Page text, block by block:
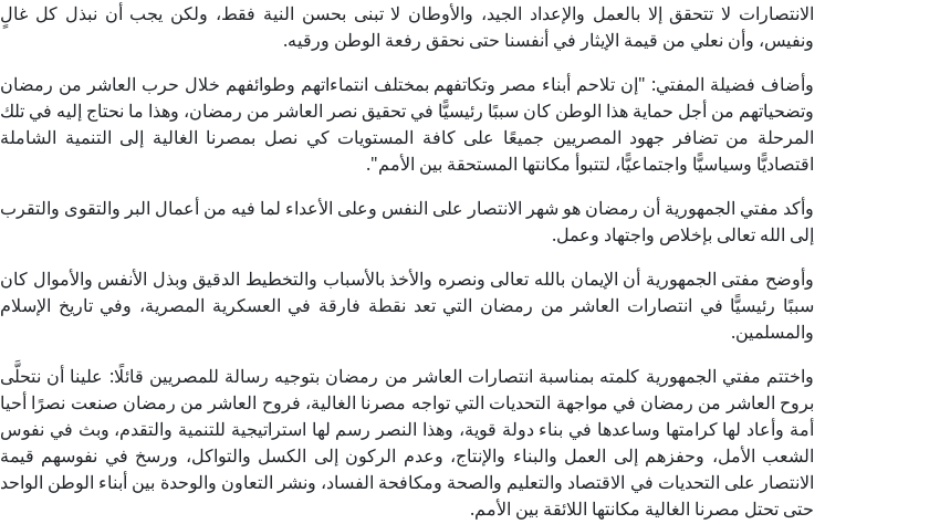
الانتصارات لا تتحقق إلا بالعمل والإعداد الجيد، والأوطان لا تبنى بحسن النية فقط، ولكن يجب أن نبذل كل غالٍ
ونفيس، وأن نعلي من قيمة الإيثار في أنفسنا حتى نحقق رفعة الوطن ورقيه.
وأضاف فضيلة المفتي: "إن تلاحم أبناء مصر وتكاتفهم بمختلف انتماءاتهم وطوائفهم خلال حرب العاشر من رمضان
وتضحياتهم من أجل حماية هذا الوطن كان سببًا رئيسيًّا في تحقيق نصر العاشر من رمضان، وهذا ما نحتاج إليه في تلك
المرحلة من تضافر جهود المصريين جميعًا على كافة المستويات كي نصل بمصرنا الغالية إلى التنمية الشاملة
اقتصاديًّا وسياسيًّا واجتماعيًّا، لتتبوأ مكانتها المستحقة بين الأمم".
وأكد مفتي الجمهورية أن رمضان هو شهر الانتصار على النفس وعلى الأعداء لما فيه من أعمال البر والتقوى والتقرب
إلى الله تعالى بإخلاص واجتهاد وعمل.
وأوضح مفتى الجمهورية أن الإيمان بالله تعالى ونصره والأخذ بالأسباب والتخطيط الدقيق وبذل الأنفس والأموال كان
سببًا رئيسيًّا في انتصارات العاشر من رمضان التي تعد نقطة فارقة في العسكرية المصرية، وفي تاريخ الإسلام
والمسلمين.
واختتم مفتي الجمهورية كلمته بمناسبة انتصارات العاشر من رمضان بتوجيه رسالة للمصريين قائلًا: علينا أن نتحلَّى
بروح العاشر من رمضان في مواجهة التحديات التي تواجه مصرنا الغالية، فروح العاشر من رمضان صنعت نصرًا أحيا
أمة وأعاد لها كرامتها وساعدها في بناء دولة قوية، وهذا النصر رسم لها استراتيجية للتنمية والتقدم، وبث في نفوس
الشعب الأمل، وحفزهم إلى العمل والبناء والإنتاج، وعدم الركون إلى الكسل والتواكل، ورسخ في نفوسهم قيمة
الانتصار على التحديات في الاقتصاد والتعليم والصحة ومكافحة الفساد، ونشر التعاون والوحدة بين أبناء الوطن الواحد
حتى تحتل مصرنا الغالية مكانتها اللائقة بين الأمم.